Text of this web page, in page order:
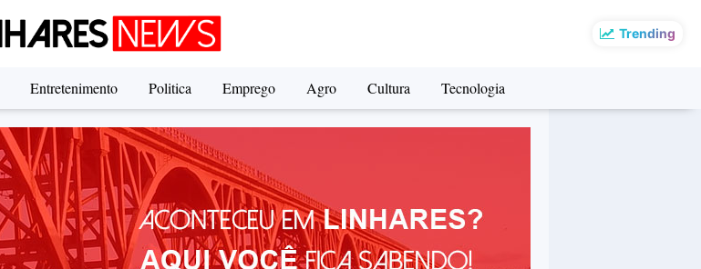
Trending
Entretenimento Politica Emprego Agro Cultura Tecnologia